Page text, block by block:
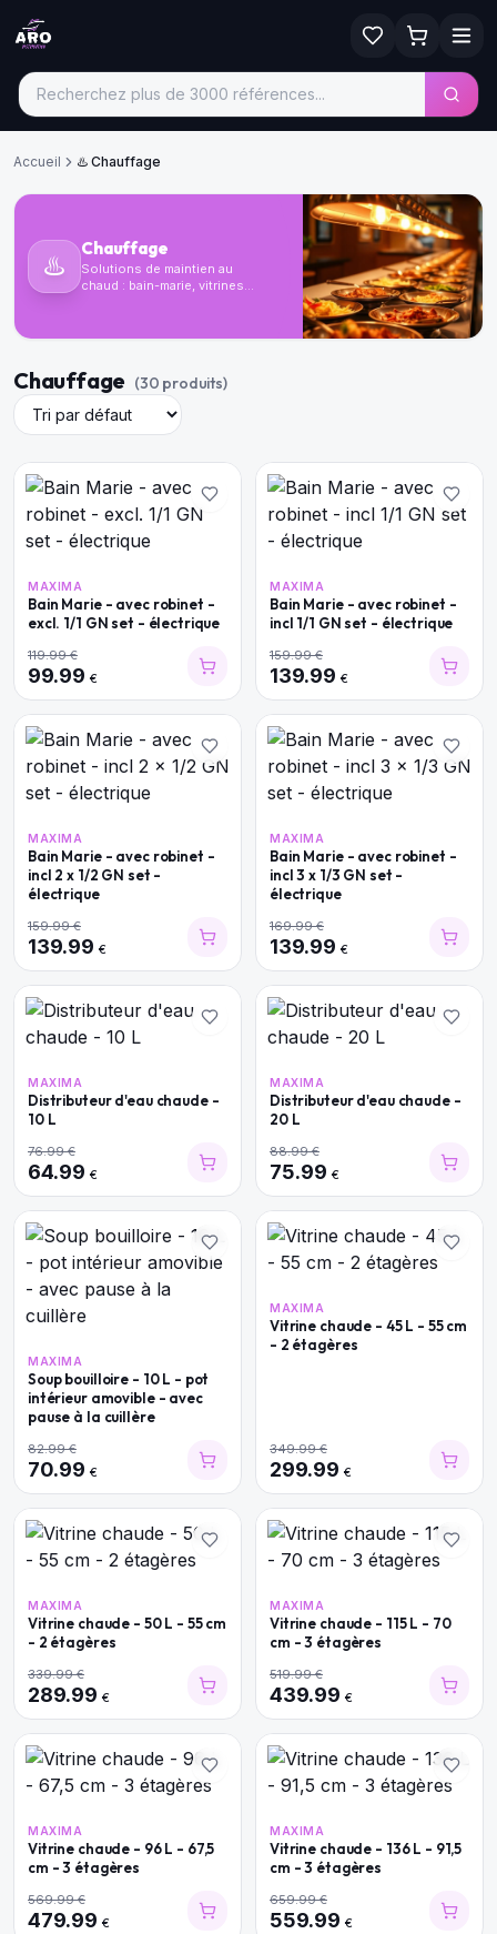
Accueil ♨️ Chauffage
♨️
Chauffage
Solutions de maintien au
chaud : bain-marie, vitrines
Chauffage (30 produits)
MAXIMA
Bain Marie - avec robinet -
excl. 1/1 GN set - électrique
119.99€
99.99 €
MAXIMA
Bain Marie - avec robinet -
incl 1/1 GN set - électrique
159.99€
139.99 €
MAXIMA
Bain Marie - avec robinet -
incl 2 x 1/2 GN set -
électrique
159.99€
139.99 €
MAXIMA
Bain Marie - avec robinet -
incl 3 x 1/3 GN set -
électrique
169.99€
139.99 €
MAXIMA
Distributeur d'eau chaude -
10 L
76.99€
64.99 €
MAXIMA
Distributeur d'eau chaude -
20 L
88.99€
75.99 €
MAXIMA
Soup bouilloire - 10 L - pot
intérieur amovible - avec
pause à la cuillère
82.99€
70.99 €
MAXIMA
Vitrine chaude - 45 L - 55 cm
- 2 étagères
349.99€
299.99 €
MAXIMA
Vitrine chaude - 50 L - 55 cm
- 2 étagères
339.99€
289.99 €
MAXIMA
Vitrine chaude - 115 L - 70
cm - 3 étagères
519.99€
439.99 €
MAXIMA
Vitrine chaude - 96 L - 67,5
cm - 3 étagères
569.99€
479.99 €
MAXIMA
Vitrine chaude - 136 L - 91,5
cm - 3 étagères
659.99€
559.99 €